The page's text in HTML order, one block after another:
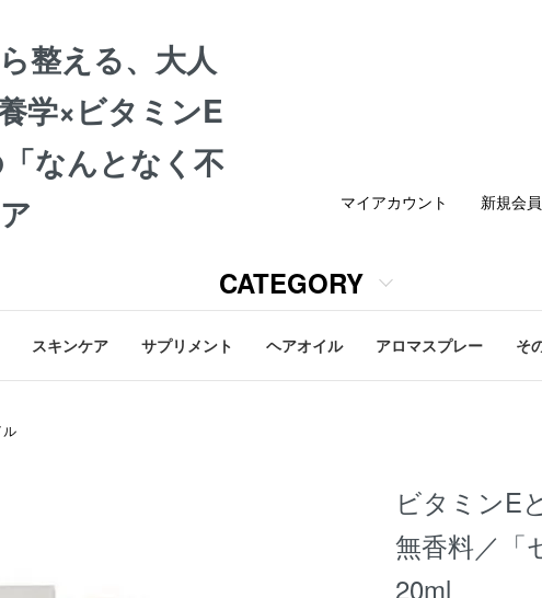
整える、大人
学×ビタミンE
なんとなく不
CATEGORY
マイアカウント 新規会
スキンケア サプリメント ヘアオイル アロマスプレー そ
ル
ビタミンE
無香料／「
20ml